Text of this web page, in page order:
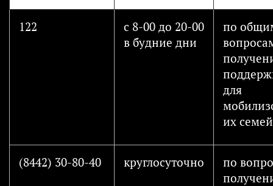
122
с 8-00 до 20-00
в будние дни
по
для
их семей
(8442) 30-80-40 круглосуточно
по